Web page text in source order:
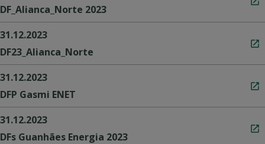
DF_Alianca_Norte 2023
31.12.2023
DF23_Alianca_Norte
31.12.2023
DFP Gasmi ENET
31.12.2023
DFs Guanhães Energia 2023